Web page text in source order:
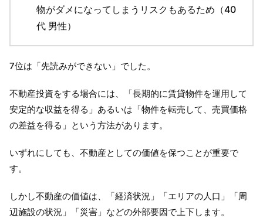
物がダメになってしまうリスクもあるため（40
代 男性）
7位は「先読みができない」でした。
不動産投資をする場合には、「長期的に賃貸物件を運用して
安定的な収益を得る」あるいは「物件を転売して、売買価格
の差益を得る」という方法があります。
いずれにしても、不動産としての価値を保つことが重要で
す。
しかし不動産の価値は、「経済状況」「エリアの人口」「周
辺施設の状況」「災害」などの外部要因で上下します。